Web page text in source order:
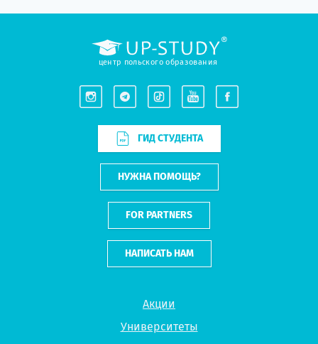
Университеты
Специальности
центр польского образования
ГИД СТУДЕНТА
НУЖНА ПОМОЩЬ?
FOR PARTNERS
НАПИСАТЬ НАМ